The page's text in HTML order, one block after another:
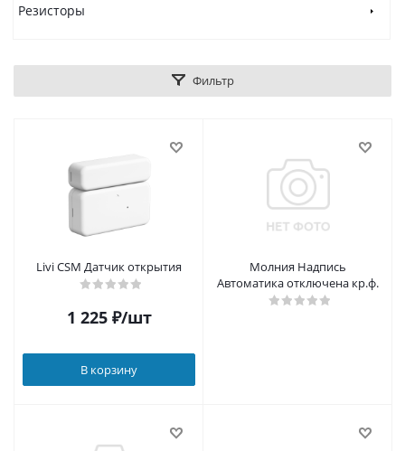
Резисторы
Фильтр
Livi CSM Датчик открытия
1 225₽/шт
В корзину
Молния Надпись
Автоматика отключена кр.ф.